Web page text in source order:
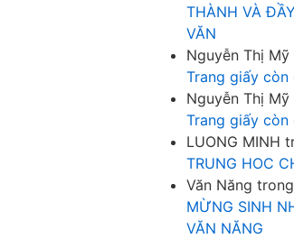
THÀNH VÀ
VĂN
Nguyễn Thị Mỹ
Trang giấy còn
Nguyễn Thị Mỹ
Trang giấy còn
LUONG MINH
TRUNG HOC
Văn Năng trong
MỪNG SINH
VĂN NĂNG